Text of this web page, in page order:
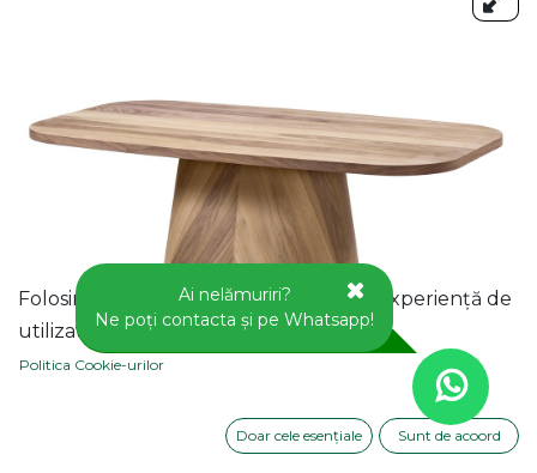
Folosim cookie-uri pentru a vă oferi o experiență de
utilizator mai bună pe acest site web.
Politica Cookie-urilor
Doar cele esențiale Sunt de acoord
Ai nelămuriri?
Ne poți contacta și pe Whatsapp!